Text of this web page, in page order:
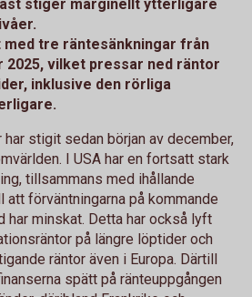
stiger marginellt ytterligare
tre räntesänkningar från
2025, vilket pressar ned räntor
inklusive den rörliga
har stigit sedan början av december,
I USA har en fortsatt stark
tillsammans med ihållande
att förväntningarna på kommande
har minskat. Detta har också lyft
på längre löptider och
räntor även i Europa. Därtill
spätt på ränteuppgången